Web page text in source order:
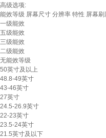
高级选项:
能效等级 屏幕尺寸 分辨率 特性 屏幕刷
一级能效
五级能效
三级能效
二级能效
无能效等级
50英寸及以上
48.8-49英寸
43-46英寸
27英寸
24.5-26.9英寸
22-23英寸
23.5-24英寸
21.5英寸及以下